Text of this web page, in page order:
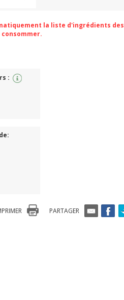
la liste d'ingrédients des
:
PARTAGER